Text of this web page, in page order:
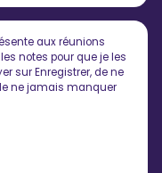
aux réunions
notes pour que je les
sur Enregistrer, de ne
ne jamais manquer